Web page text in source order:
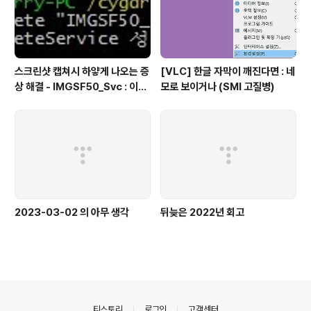
스크린샷 캡쳐시 하얗게 나오는 증
상 해결 - IMGSF50_Svc : 이미
[VLC] 한글 자막이 깨진다면 : 네
모로 보이거나 (SMI 고질병)
2023-03-02 의 아무 생각 뒤늦은 2022년 회고